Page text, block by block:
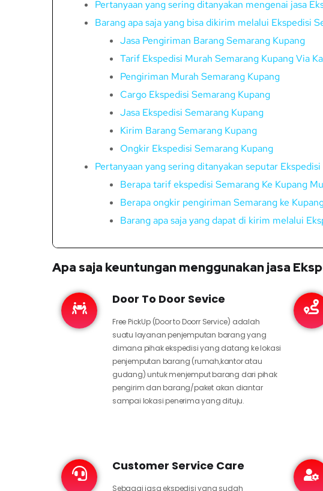
Pertanyaan yang sering ditanyakan mengenai jasa
Barang apa saja yang bisa dikirim melalui Ekspedisi
Jasa Pengiriman Barang Semarang Kupang
Tarif Ekspedisi Murah Semarang Kupang Via
Pengiriman Murah Semarang Kupang
Cargo Ekspedisi Semarang Kupang
Jasa Ekspedisi Semarang Kupang
Kirim Barang Semarang Kupang
Ongkir Ekspedisi Semarang Kupang
Pertanyaan yang sering ditanyakan seputar
Berapa tarif ekspedisi Semarang Ke Kupang
Berapa ongkir pengiriman Semarang ke
Barang apa saja yang dapat di kirim melalui
Apa saja keuntungan menggunakan jasa
Door To Door Sevice
Free PickUp (Door to Doorr Service) adalah
suatu layanan penjemputan barang yang
dimana pihak ekspedisi yang datang ke lokasi
penjemputan barang (rumah,kantor atau
gudang) untuk menjemput barang dari pihak
pengirim dan barang/paket akan diantar
sampai lokasi penerima yang dituju.
Customer Service Care
Sebagai jasa ekspedisi yang sudah